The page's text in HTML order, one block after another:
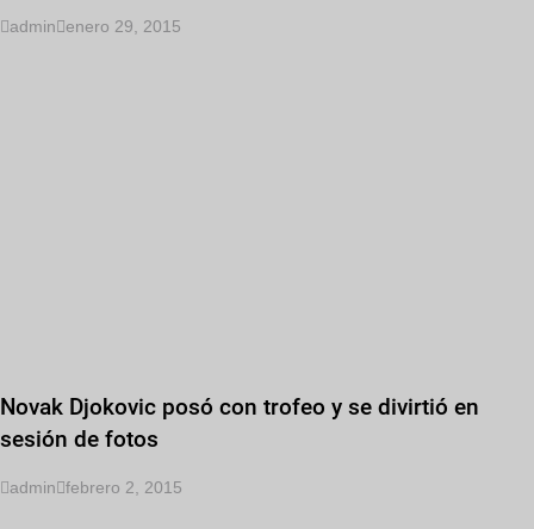
admin enero 29, 2015
Novak Djokovic posó con trofeo y se divirtió en
sesión de fotos
admin febrero 2, 2015